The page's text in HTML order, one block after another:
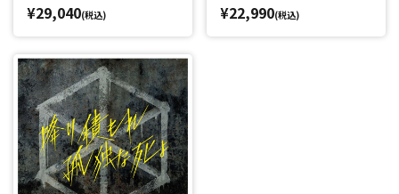
¥29,040(税込) ¥22,990(税込)